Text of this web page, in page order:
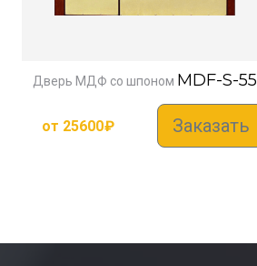
Дверь МДФ со шпоном MDF-S-55
от 25600₽ Заказать